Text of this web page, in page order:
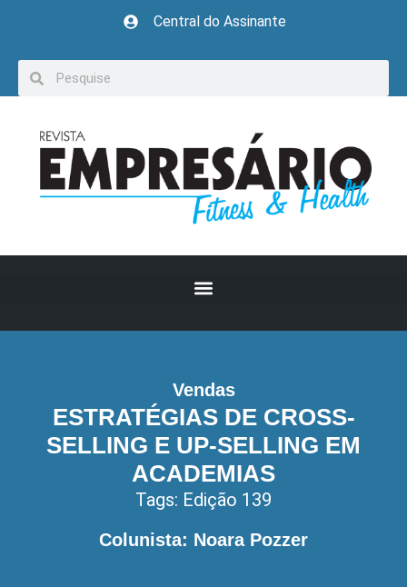
Central do Assinante
Vendas
ESTRATÉGIAS DE CROSS-
SELLING E UP-SELLING EM
ACADEMIAS
Tags: Edição 139
Colunista: Noara Pozzer